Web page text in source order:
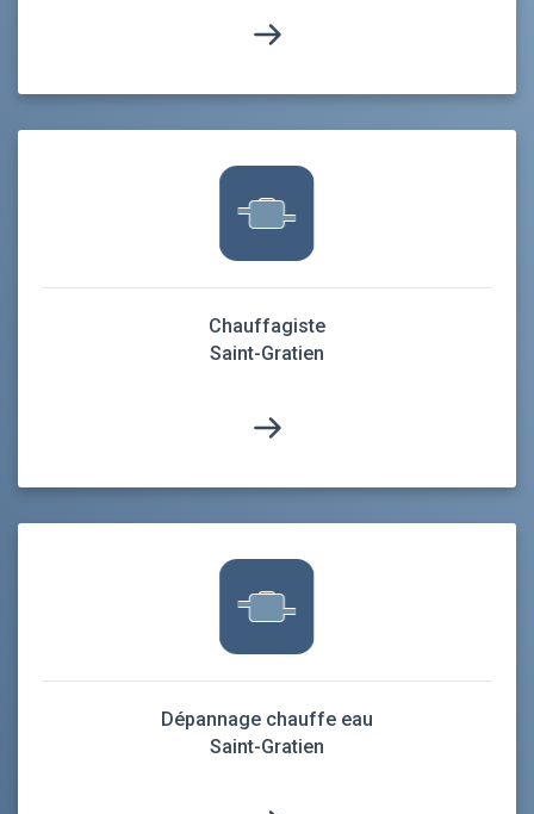
Chauffagiste
Saint-Gratien
Dépannage chauffe eau
Saint-Gratien